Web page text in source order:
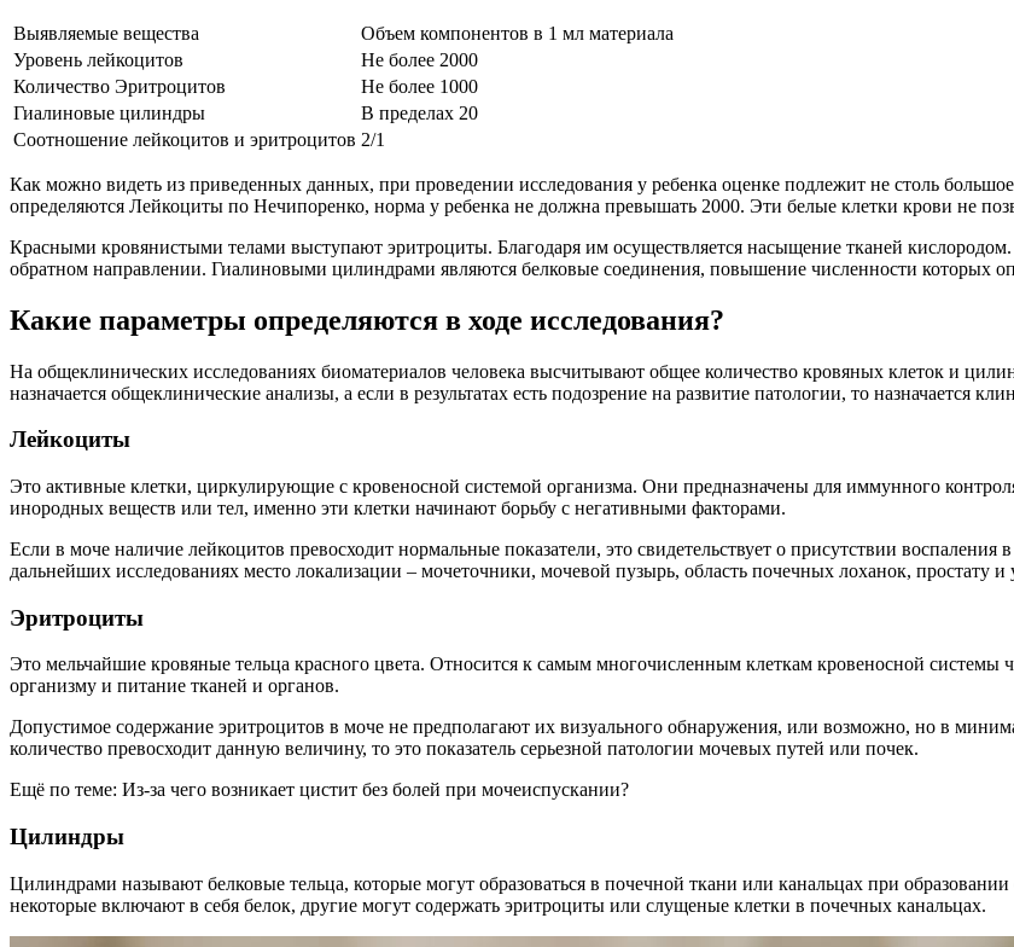
Выявляемые вещества
Объем компонентов в 1 мл материала
Уровень лейкоцитов
Не более 2000
Количество Эритроцитов
Не более 1000
Гиалиновые цилиндры
В пределах 20
Соотношение лейкоцитов и эритроцитов 2/1
Как можно видеть из приведенных данных, при проведении исследования у ребенка оценке подлежит не столь
определяются Лейкоциты по Нечипоренко, норма у ребенка не должна превышать 2000. Эти белые клетки крови не
Красными кровянистыми телами выступают эритроциты. Благодаря им осуществляется насыщение тканей
обратном направлении. Гиалиновыми цилиндрами являются белковые соединения, повышение численности которых
Какие параметры определяются в ходе исследования?
На общеклинических исследованиях биоматериалов человека высчитывают общее количество кровяных клеток и
назначается общеклинические анализы, а если в результатах есть подозрение на развитие патологии, то назначается
Лейкоциты
Это активные клетки, циркулирующие с кровеносной системой организма. Они предназначены для иммунного
инородных веществ или тел, именно эти клетки начинают борьбу с негативными факторами.
Если в моче наличие лейкоцитов превосходит нормальные показатели, это свидетельствует о присутствии
дальнейших исследованиях место локализации – мочеточники, мочевой пузырь, область почечных лоханок, простату
Эритроциты
Это мельчайшие кровяные тельца красного цвета. Относится к самым многочисленным клеткам кровеносной системы
организму и питание тканей и органов.
Допустимое содержание эритроцитов в моче не предполагают их визуального обнаружения, или возможно, но в
количество превосходит данную величину, то это показатель серьезной патологии мочевых путей или почек.
Ещё по теме: Из-за чего возникает цистит без болей при мочеиспускании?
Цилиндры
Цилиндрами называют белковые тельца, которые могут образоваться в почечной ткани или канальцах при
некоторые включают в себя белок, другие могут содержать эритроциты или слущеные клетки в почечных канальцах.